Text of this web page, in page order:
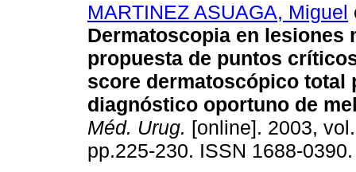
MARTINEZ ASUAGA, Miguel
Dermatoscopia en lesiones
propuesta de puntos
score dermatoscópico total
diagnóstico oportuno de
Méd. Urug. [online]. 2003,
pp.225-230. ISSN 1688-0390.